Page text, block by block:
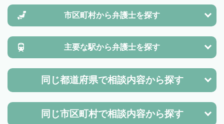
市区町村から弁護士を探す
主要な駅から弁護士を探す
同じ都道府県で相談内容から探す
同じ市区町村で相談内容から探す